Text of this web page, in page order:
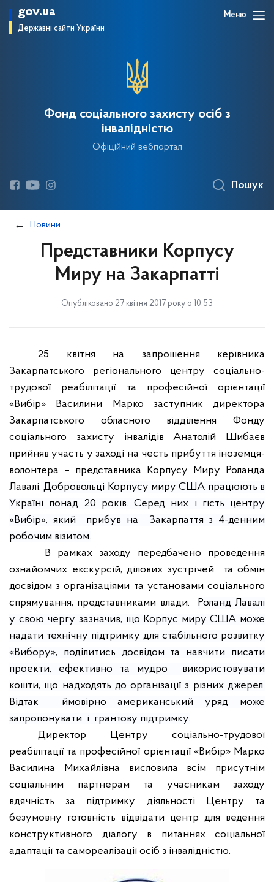
gov.ua
Державні сайти України
Меню
Фонд соціального захисту осіб з
інвалідністю
Офіційний вебпортал
Пошук
Новини
Представники Корпусу
Миру на Закарпатті
Опубліковано 27 квітня 2017 року о 10:53
25 квітня на запрошення керівника
Закарпатського регіонального центру соціально-
трудової реабілітації та професійної орієнтації
«Вибір» Василини Марко заступник директора
Закарпатського обласного відділення Фонду
соціального захисту інвалідів Анатолій Шибаєв
прийняв участь у заході на честь прибуття іноземця-
волонтера – представника Корпусу Миру Роланда
Лавалі. Добровольці Корпусу миру США працюють в
Україні понад 20 років. Серед них і гість центру
«Вибір», який прибув на Закарпаття з 4-денним
робочим візитом.
В рамках заходу передбачено проведення
ознайомчих екскурсій, ділових зустрічей
та обмін
досвідом з організаціями та установами соціального
спрямування, представниками влади.
Роланд Лавалі
у свою чергу зазначив, що Корпус миру США може
надати технічну підтримку для стабільного розвитку
«Вибору», поділитись досвідом та навчити писати
проекти, ефективно та мудро використовувати
кошти, що надходять до організації з різних джерел.
Відтак ймовірно американський уряд може
запропонувати і грантову підтримку.
Директор Центру соціально-трудової
реабілітації та професійної орієнтації «Вибір» Марко
Василина Михайлівна висловила всім присутнім
соціальним партнерам та учасникам заходу
вдячність за підтримку діяльності Центру та
безумовну готовність відвідати центр для ведення
конструктивного діалогу в питаннях соціальної
адаптації та самореалізації осіб з інвалідністю.